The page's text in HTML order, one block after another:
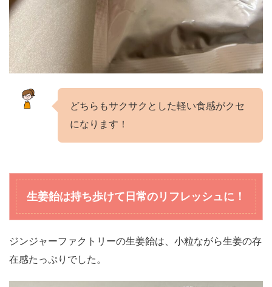
どちらもサクサクとした軽い食感がクセ
になります！
生姜飴は持ち歩けて日常のリフレッシュに ！
ジンジャーファクトリーの生姜飴は、小粒ながら生姜の存
在感たっぷりでした。